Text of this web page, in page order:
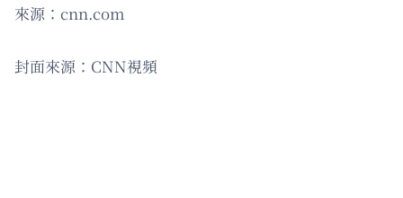
來源：cnn.com
封面來源：CNN視頻